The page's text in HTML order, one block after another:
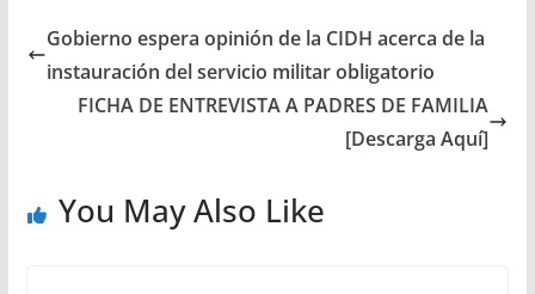
Gobierno espera opinión de la CIDH acerca de la
instauración del servicio militar obligatorio
FICHA DE ENTREVISTA A PADRES DE FAMILIA
[Descarga Aquí]
You May Also Like